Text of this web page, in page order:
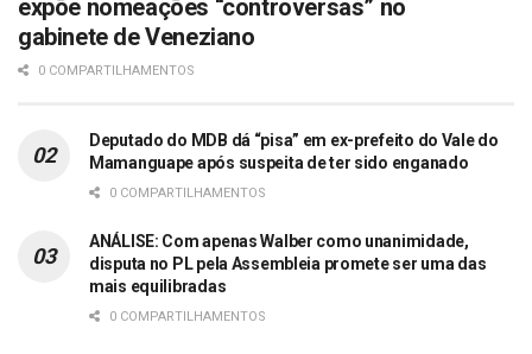
expõe nomeações “controversas” no
gabinete de Veneziano
0 COMPARTILHAMENTOS
Deputado do MDB dá “pisa” em ex-prefeito do Vale do
Mamanguape após suspeita de ter sido enganado
0 COMPARTILHAMENTOS
ANÁLISE: Com apenas Walber como unanimidade,
disputa no PL pela Assembleia promete ser uma das
mais equilibradas
0 COMPARTILHAMENTOS